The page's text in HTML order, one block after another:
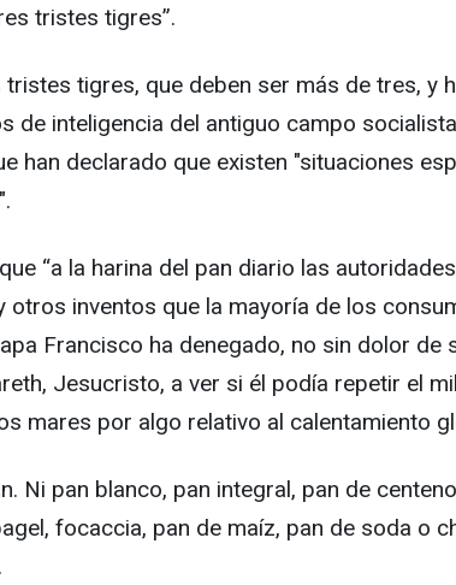
tristes tigres”.
tigres, que deben ser más de tres, y
de inteligencia del antiguo campo
han declarado que existen "situaciones
“a la harina del pan diario las
otros inventos que la mayoría de los
Francisco ha denegado, no sin dolor
Jesucristo, a ver si él podía repetir el
mares por algo relativo al calentamiento
Ni pan blanco, pan integral, pan de
focaccia, pan de maíz, pan de soda o